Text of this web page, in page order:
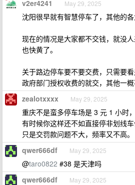
v2er4241 May 29, 2025
沈阳很早就有智慧停车了，其他的各
现在的情况是大家都不交钱，就没
也快黄了。
关于路边停车要不要交费，只需要
政府部门授权收费的就交，其他一概
zealotxxxx May 29, 2025
重庆不是蛮多停车场是 3 元 1 小时
有时候你这样还不如直接停非划线车
只是交罚款问题不大，频率又不高。
qwer666df May 29, 2025
@taro0822 #38 是天津吗
qwer666df May 29, 2025